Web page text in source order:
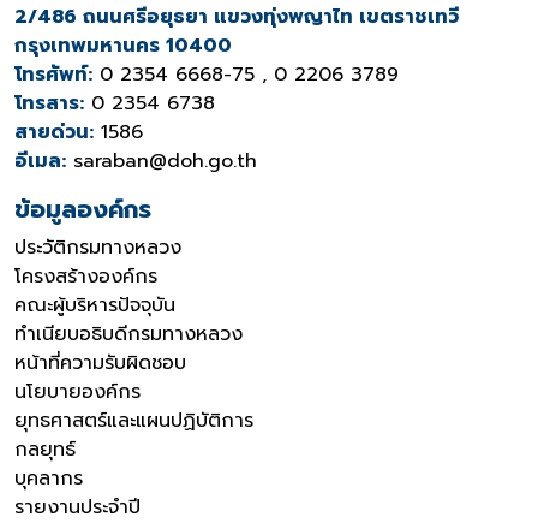
2/486 ถนนศรีอยุธยา แขวงทุ่งพญาไท เขตราชเทวี
กรุงเทพมหานคร 10400
โทรศัพท์: 0 2354 6668-75 , 0 2206 3789
โทรสาร: 0 2354 6738
สายด่วน: 1586
อีเมล: saraban@doh.go.th
ข้อมูลองค์กร
ประวัติกรมทางหลวง
โครงสร้างองค์กร
คณะผู้บริหารปัจจุบัน
ทำเนียบอธิบดีกรมทางหลวง
หน้าที่ความรับผิดชอบ
นโยบายองค์กร
ยุทธศาสตร์และแผนปฏิบัติการ
กลยุทธ์
บุคลากร
รายงานประจำปี